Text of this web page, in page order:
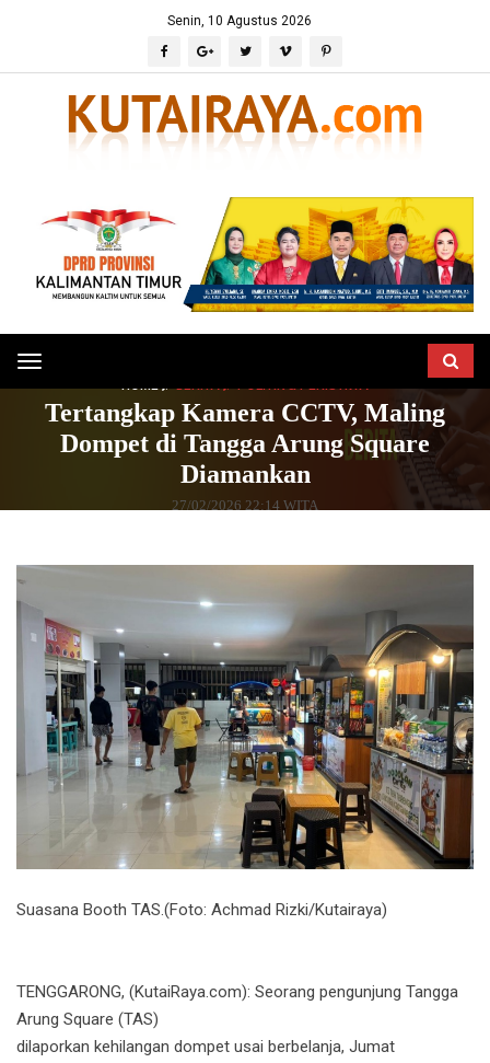
Senin, 10 Agustus 2026
Toggle
navigation
Tertangkap Kamera CCTV, Maling
Dompet di Tangga Arung Square
Diamankan
27/02/2026 22:14 WITA
Suasana Booth TAS.(Foto: Achmad Rizki/Kutairaya)
TENGGARONG, (KutaiRaya.com): Seorang pengunjung Tangga
Arung Square (TAS)
dilaporkan kehilangan dompet usai berbelanja, Jumat